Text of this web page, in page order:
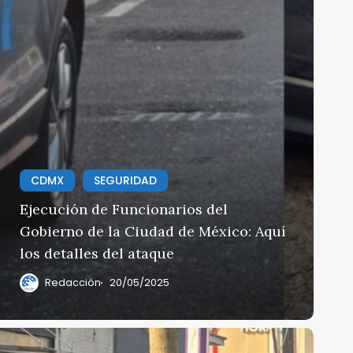
CDMX SEGURIDAD
Ejecución de Funcionarios del
Gobierno de la Ciudad de México: Aquí
los detalles del ataque
Redacción 20/05/2025